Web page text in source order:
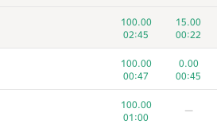
100.00
02:45
15.00
00:22
100.00
00:47
0.00
00:45
100.00
01:00
—
93/244 268/453
100.00
00:21
01:18